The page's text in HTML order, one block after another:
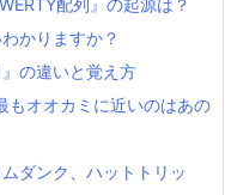
かりますか？
の違いと覚え方
もオオカミに近いのはあの
ダンク、ハットトリッ